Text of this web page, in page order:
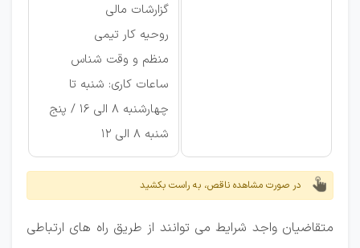
گزارشات مالی
روحیه کار تیمی
منظم و وقت شناس
ساعات کاری: شنبه تا
چهارشنبه 8 الی 16 / پنج
شنبه 8 الی 12
در صورت مشاهده ناقص، به راست بکشید
متقاضیان واجد شرایط می توانند از طریق راه های ارتباطی